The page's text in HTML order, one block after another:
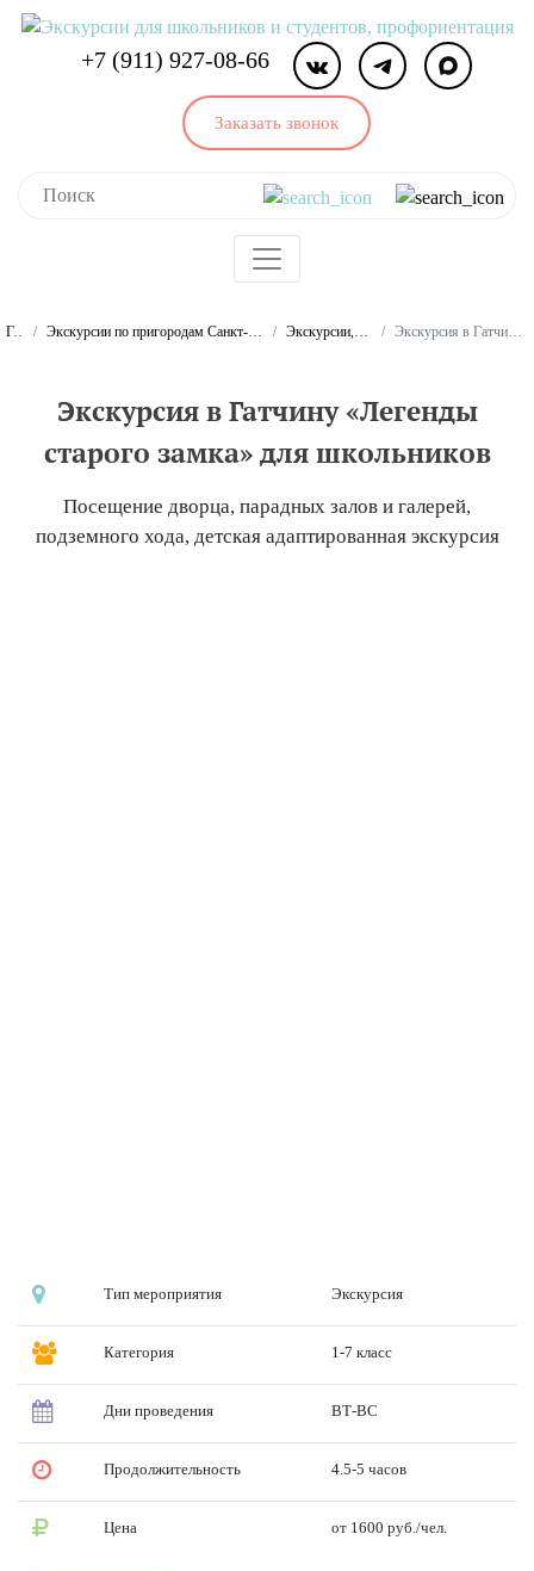
+7 (911) 927-08-66
Заказать звонок
Главная Экскурсии по пригородам Санкт-Петербурга и Ленинградской области для школьников и студентов Экскурсии, программы и квесты в Гатчине Экскурсия в Гатчину «Легенды старого замка» для школьников
Экскурсия в Гатчину «Легенды
старого замка» для школьников
Посещение дворца, парадных залов и галерей,
подземного хода, детская адаптированная экскурсия
Тип мероприятия Экскурсия
Категория 1-7 класс
Дни проведения ВТ-ВС
Продолжительность 4.5-5 часов
Цена от 1600 руб./чел.